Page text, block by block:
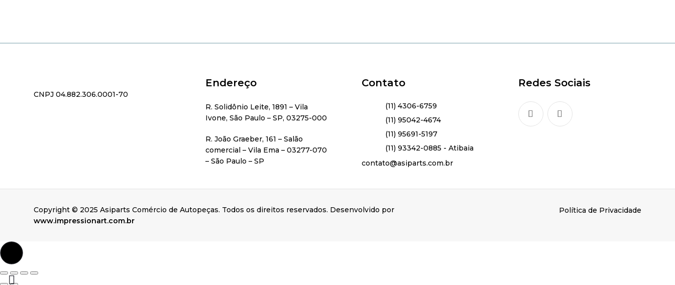
CNPJ 04.882.306.0001-70
Endereço
R. Solidônio Leite, 1891 – Vila
Ivone, São Paulo – SP, 03275-000
R. João Graeber, 161 – Salão
comercial – Vila Ema – 03277-070
– São Paulo – SP
Contato
(11) 4306-6759
(11) 95042-4674
(11) 95691-5197
(11) 93342-0885 - Atibaia
contato@asiparts.com.br
Redes Sociais
Copyright © 2025 Asiparts Comércio de Autopeças. Todos os direitos reservados. Desenvolvido por
www.impressionart.com.br
Política de Privacidade